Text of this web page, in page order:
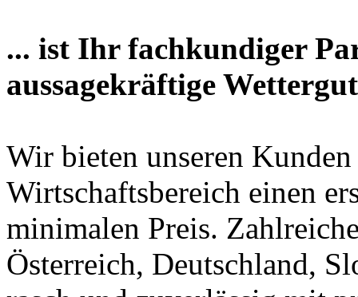
... ist Ihr fachkundiger
aussagekräftige
Wir bieten unseren
Wirtschaftsbereich einen
minimalen Preis.
Österreich, Deutschland,